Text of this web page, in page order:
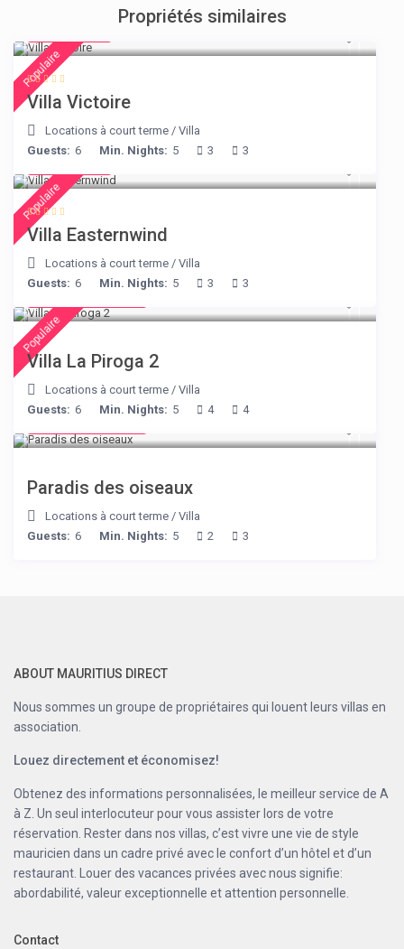
Propriétés similaires
Populaire
Villa Victoire
Locations à court terme /Villa
Guests: 6 Min. Nights: 5 3 3
Populaire
Villa Easternwind
Locations à court terme /Villa
Guests: 6 Min. Nights: 5 3 3
Populaire
Villa La Piroga 2
Locations à court terme /Villa
Guests: 6 Min. Nights: 5 4 4
Paradis des oiseaux
Locations à court terme /Villa
Guests: 6 Min. Nights: 5 2 3
ABOUT MAURITIUS DIRECT
Nous sommes un groupe de propriétaires qui louent leurs villas en
association.
Louez directement et économisez!
Obtenez des informations personnalisées, le meilleur service de A
à Z. Un seul interlocuteur pour vous assister lors de votre
réservation. Rester dans nos villas, c’est vivre une vie de style
mauricien dans un cadre privé avec le confort d’un hôtel et d’un
restaurant. Louer des vacances privées avec nous signifie:
abordabilité, valeur exceptionnelle et attention personnelle.
Contact